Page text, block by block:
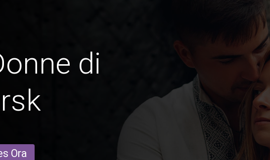
di
Ora